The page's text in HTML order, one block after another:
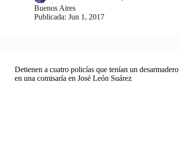
Buenos Aires
Publicada: Jun 1, 2017
Detienen a cuatro policías que tenían un desarmadero
en una comisaría en José León Suárez